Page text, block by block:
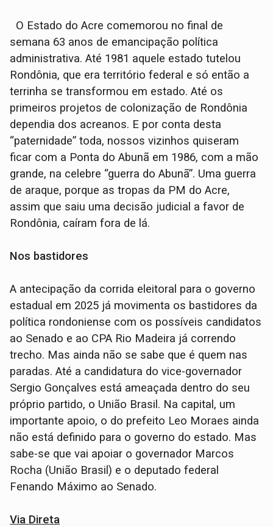
O Estado do Acre comemorou no final de
semana 63 anos de emancipação política
administrativa. Até 1981 aquele estado tutelou
Rondônia, que era território federal e só então a
terrinha se transformou em estado. Até os
primeiros projetos de colonização de Rondônia
dependia dos acreanos. E por conta desta
“paternidade” toda, nossos vizinhos quiseram
ficar com a Ponta do Abunã em 1986, com a mão
grande, na celebre “guerra do Abunã”. Uma guerra
de araque, porque as tropas da PM do Acre,
assim que saiu uma decisão judicial a favor de
Rondônia, caíram fora de lá.
Nos bastidores
A antecipação da corrida eleitoral para o governo
estadual em 2025 já movimenta os bastidores da
política rondoniense com os possíveis candidatos
ao Senado e ao CPA Rio Madeira já correndo
trecho. Mas ainda não se sabe que é quem nas
paradas. Até a candidatura do vice-governador
Sergio Gonçalves está ameaçada dentro do seu
próprio partido, o União Brasil. Na capital, um
importante apoio, o do prefeito Leo Moraes ainda
não está definido para o governo do estado. Mas
sabe-se que vai apoiar o governador Marcos
Rocha (União Brasil) e o deputado federal
Fenando Máximo ao Senado.
Via Direta